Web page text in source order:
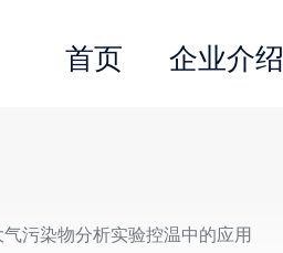
首页 企业介绍
污染物分析实验控温中的应用